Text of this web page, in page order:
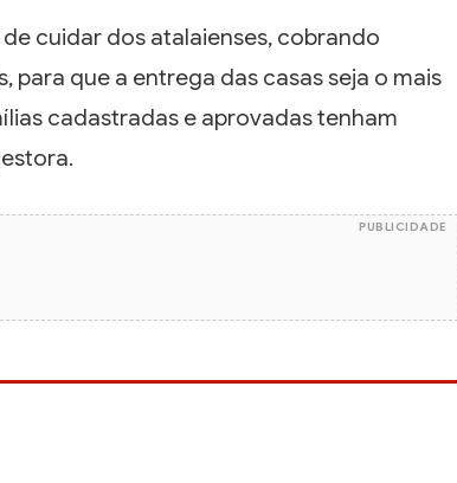
cuidar dos atalaienses, cobrando
para que a entrega das casas seja o mais
cadastradas e aprovadas tenham
PUBLICIDADE